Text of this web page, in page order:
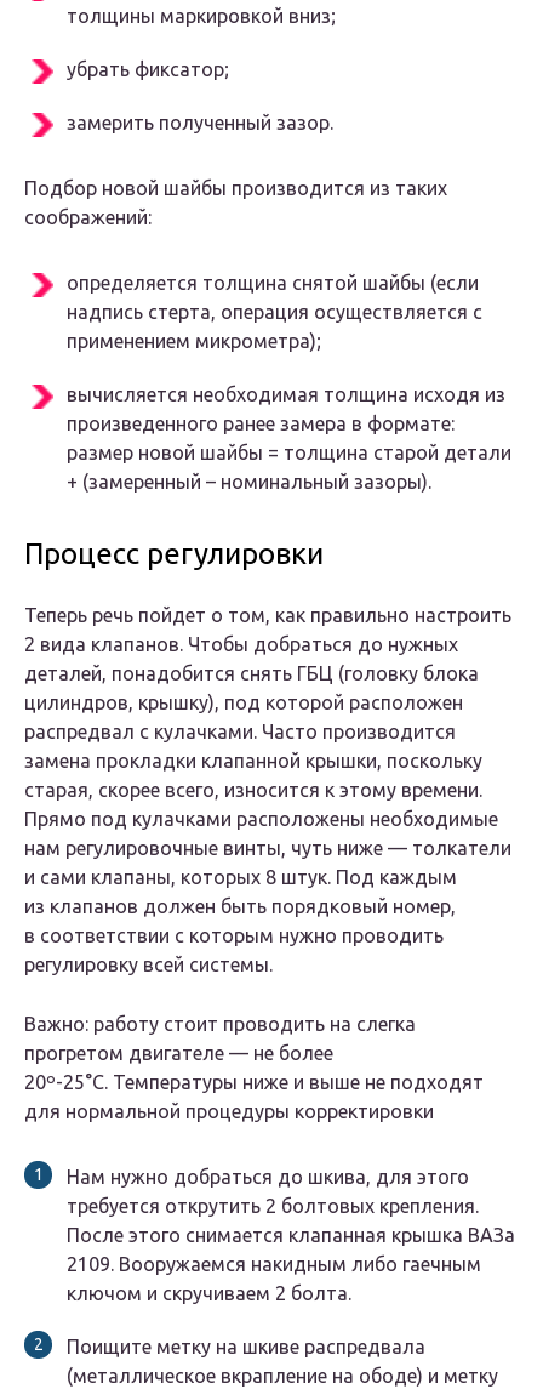
толщины маркировкой вниз;
убрать фиксатор;
замерить полученный зазор.
Подбор новой шайбы производится из таких
соображений:
определяется толщина снятой шайбы (если
надпись стерта, операция осуществляется с
применением микрометра);
вычисляется необходимая толщина исходя из
произведенного ранее замера в формате:
размер новой шайбы = толщина старой детали
+ (замеренный – номинальный зазоры).
Процесс регулировки
Теперь речь пойдет о том, как правильно настроить
2 вида клапанов. Чтобы добраться до нужных
деталей, понадобится снять ГБЦ (головку блока
цилиндров, крышку), под которой расположен
распредвал с кулачками. Часто производится
замена прокладки клапанной крышки, поскольку
старая, скорее всего, износится к этому времени.
Прямо под кулачками расположены необходимые
нам регулировочные винты, чуть ниже — толкатели
и сами клапаны, которых 8 штук. Под каждым
из клапанов должен быть порядковый номер,
в соответствии с которым нужно проводить
регулировку всей системы.
Важно: работу стоит проводить на слегка
прогретом двигателе — не более
20º-25°С. Температуры ниже и выше не подходят
для нормальной процедуры корректировки
Нам нужно добраться до шкива, для этого
требуется открутить 2 болтовых крепления.
После этого снимается клапанная крышка ВАЗа
2109. Вооружаемся накидным либо гаечным
ключом и скручиваем 2 болта.
Поищите метку на шкиве распредвала
(металлическое вкрапление на ободе) и метку